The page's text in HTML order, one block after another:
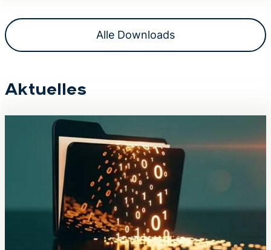
Alle Downloads
Aktuelles